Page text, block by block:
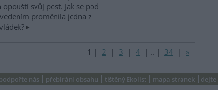
opouští svůj post. Jak se pod
proměnila jedna z
1 | 2 | 3 | 4 | .. | 34 | »
podpořte nás přebírání obsahu tištěný Ekolist mapa stránek dejte